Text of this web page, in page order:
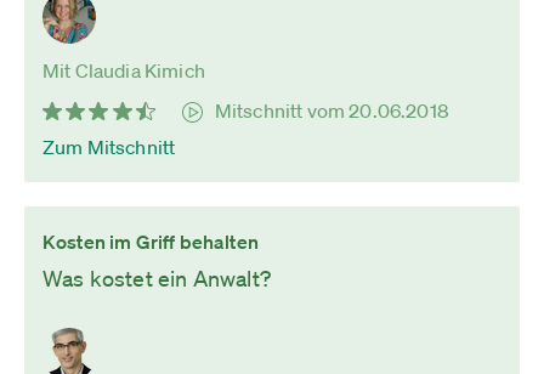
Mit Claudia Kimich
Mitschnitt vom 20.06.2018
Zum Mitschnitt
Kosten im Griff behalten
Was kostet ein Anwalt?